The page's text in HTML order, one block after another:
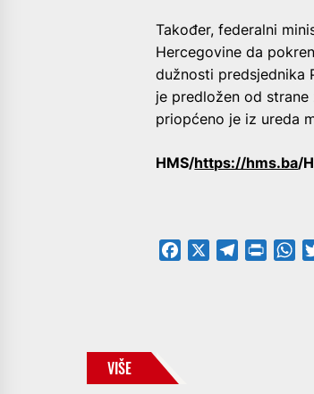
Također, federalni
Hercegovine da
dužnosti predsjednika
je predložen od strane
priopćeno je iz ureda
HMS/https://hms.ba/
FacebookTelegram
VIŠE